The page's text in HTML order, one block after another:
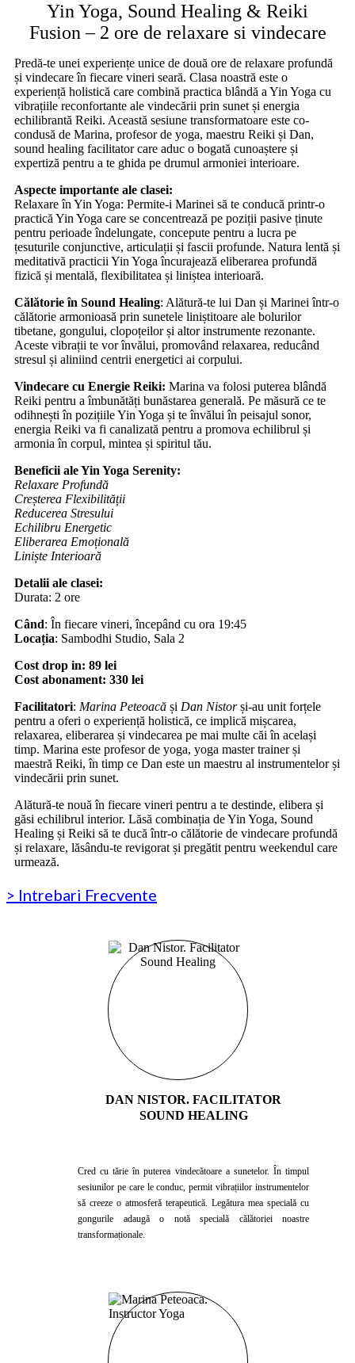
Yin Yoga, Sound Healing & Reiki
Fusion – 2 ore de relaxare si vindecare
Predă-te unei experiențe unice de două ore de relaxare profundă
și vindecare în fiecare vineri seară. Clasa noastră este o
experiență holistică care combină practica blândă a Yin Yoga cu
vibrațiile reconfortante ale vindecării prin sunet și energia
echilibrantă Reiki. Această sesiune transformatoare este co-
condusă de Marina, profesor de yoga, maestru Reiki și Dan,
sound healing facilitator care aduc o bogată cunoaștere și
expertiză pentru a te ghida pe drumul armoniei interioare.
Aspecte importante ale clasei:
Relaxare în Yin Yoga: Permite-i Marinei să te conducă printr-o
practică Yin Yoga care se concentrează pe poziții pasive ținute
pentru perioade îndelungate, concepute pentru a lucra pe
țesuturile conjunctive, articulații și fascii profunde. Natura lentă și
meditativă practicii Yin Yoga încurajează eliberarea profundă
fizică și mentală, flexibilitatea și liniștea interioară.
Călătorie în Sound Healing: Alătură-te lui Dan și Marinei într-o
călătorie armonioasă prin sunetele liniștitoare ale bolurilor
tibetane, gongului, clopoțeilor și altor instrumente rezonante.
Aceste vibrații te vor învălui, promovând relaxarea, reducând
stresul și aliniind centrii energetici ai corpului.
Vindecare cu Energie Reiki: Marina va folosi puterea blândă
Reiki pentru a îmbunătăți bunăstarea generală. Pe măsură ce te
odihnești în pozițiile Yin Yoga și te învălui în peisajul sonor,
energia Reiki va fi canalizată pentru a promova echilibrul și
armonia în corpul, mintea și spiritul tău.
Beneficii ale Yin Yoga Serenity:
Relaxare Profundă
Creșterea Flexibilității
Reducerea Stresului
Echilibru Energetic
Eliberarea Emoțională
Liniște Interioară
Detalii ale clasei:
Durata: 2 ore
Când: În fiecare vineri, începând cu ora 19:45
Locația: Sambodhi Studio, Sala 2
Cost drop in: 89 lei
Cost abonament: 330 lei
Facilitatori: Marina Peteoacă și Dan Nistorși-au unit forțele
pentru a oferi o experiență holistică, ce implică mișcarea,
relaxarea, eliberarea și vindecarea pe mai multe căi în același
timp. Marina este profesor de yoga, yoga master trainer și
maestră Reiki, în timp ce Dan este un maestru al instrumentelor și
vindecării prin sunet.
Alătură-te nouă în fiecare vineri pentru a te destinde, elibera și
găsi echilibrul interior. Lăsă combinația de Yin Yoga, Sound
Healing și Reiki să te ducă într-o călătorie de vindecare profundă
și relaxare, lăsându-te revigorat și pregătit pentru weekendul care
urmează.
> Intrebari Frecvente
DAN NISTOR. FACILITATOR
SOUND HEALING
Cred cu tărie în puterea vindecătoare a sunetelor. În timpul
sesiunilor pe care le conduc, permit vibrațiilor instrumentelor
să creeze o atmosferă terapeutică. Legătura mea specială cu
gongurile adaugă o notă specială călătoriei noastre
transformaționale.